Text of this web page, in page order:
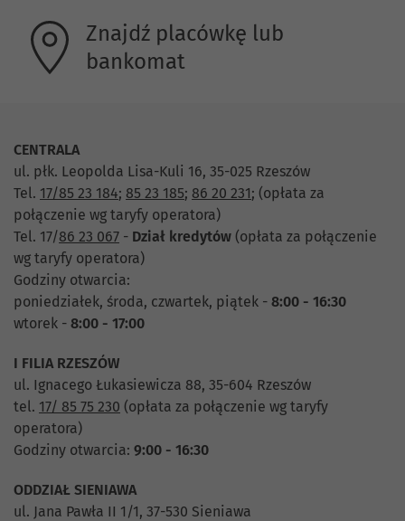
Znajdź placówkę lub
bankomat
CENTRALA
ul. płk. Leopolda Lisa-Kuli 16, 35-025 Rzeszów
Tel. 17/85 23 184; 85 23 185; 86 20 231; (opłata za
połączenie wg taryfy operatora)
Tel. 17/86 23 067 - Dział kredytów (opłata za połączenie
wg taryfy operatora)
Godziny otwarcia:
poniedziałek, środa, czwartek, piątek - 8:00 - 16:30
wtorek - 8:00 - 17:00
I FILIA RZESZÓW
ul. Ignacego Łukasiewicza 88, 35-604 Rzeszów
tel. 17/ 85 75 230 (opłata za połączenie wg taryfy
operatora)
Godziny otwarcia: 9:00 - 16:30
ODDZIAŁ SIENIAWA
ul. Jana Pawła II 1/1, 37-530 Sieniawa